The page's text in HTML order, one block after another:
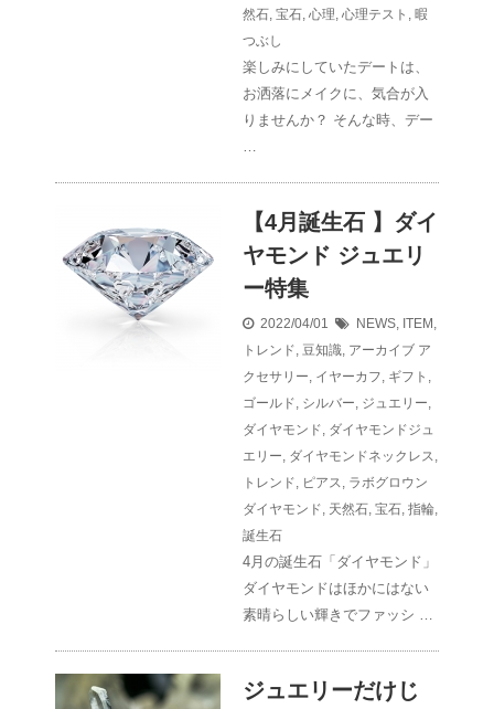
然石, 宝石, 心理, 心理テスト , 暇
つぶし
楽しみにしていたデートは、
お洒落にメイクに、気合が入
りませんか？ そんな時、デー
【4月誕生石 】ダイ
ヤモンド ジュエリ
ー特集
2022/04/01 NEWS, ITEM,
トレンド, 豆知識, アーカイブ ア
クセサリー, イヤーカフ, ギフト ,
ゴールド, シルバー, ジュエリー,
ダイヤモンド, ダイヤモンドジュ
エリー, ダイヤモンドネックレス,
トレンド, ピアス, ラボグロウン
ダイヤモンド, 天然石, 宝石, 指輪,
誕生石
4月の誕生石「ダイヤモンド」
ダイヤモンドはほかにはない
素晴らしい輝きでファッシ …
ジュエリーだけじ